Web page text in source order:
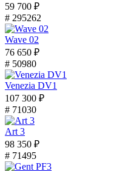
59 700 ₽
# 295262
Wave 02
76 650 ₽
# 50980
Venezia DV1
107 300 ₽
# 71030
Art 3
98 350 ₽
# 71495